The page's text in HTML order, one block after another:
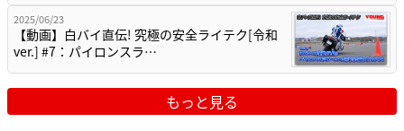
2025/06/23
【動画】白バイ直伝! 究極の安全ライテク[令和
ver.] #7：パイロンスラ…
もっと見る